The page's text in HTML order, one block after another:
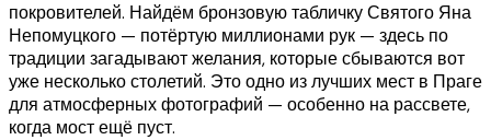
покровителей. Найдём бронзовую табличку Святого Яна
Непомуцкого — потёртую миллионами рук — здесь по
традиции загадывают желания, которые сбываются вот
уже несколько столетий. Это одно из лучших мест в Праге
для атмосферных фотографий — особенно на рассвете,
когда мост ещё пуст.